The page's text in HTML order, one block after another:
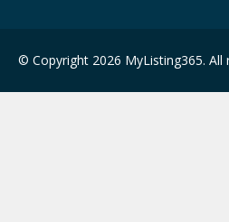
© Copyright 2026 MyListing365. All